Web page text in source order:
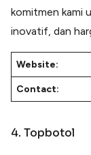
komitmen kami
inovatif, dan
Website:
Contact:
4. Topbotol